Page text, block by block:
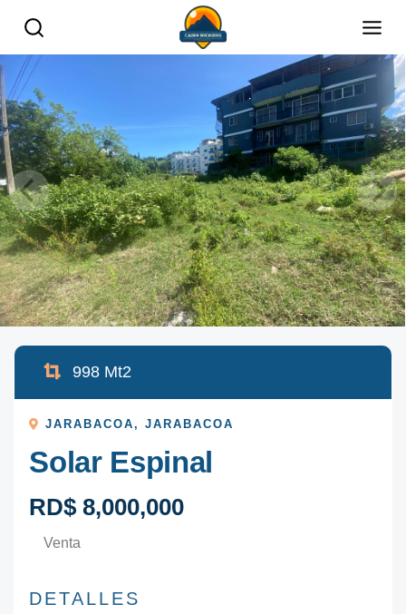
998 Mt2
JARABACOA ,JARABACOA
Solar Espinal
RD$ 8,000,000
Venta
DETALLES